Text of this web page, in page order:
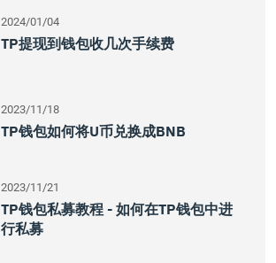
2024/01/04
TP提现到钱包收几次手续费
2023/11/18
TP钱包如何将U币兑换成BNB
2023/11/21
TP钱包私募教程 - 如何在TP钱包中进
行私募